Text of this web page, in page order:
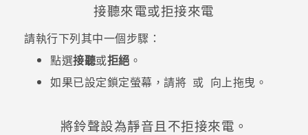
登入
接聽來電或拒接來電
請執行下列其中一個步驟：
點選接聽或拒絕 。
如果已設定鎖定螢幕，請將 或 向上拖曳。
將鈴聲設為靜音且不拒接來電。